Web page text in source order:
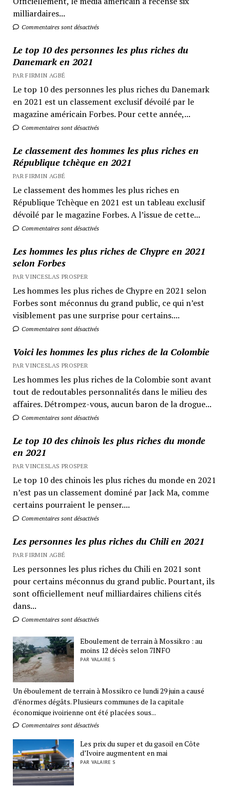
milliardaires...
Commentaires sont désactivés
Le top 10 des personnes les plus riches du
Danemark en 2021
PAR FIRMIN AGBÉ
Le top 10 des personnes les plus riches du Danemark
en 2021 est un classement exclusif dévoilé par le
magazine américain Forbes. Pour cette année,...
Commentaires sont désactivés
Le classement des hommes les plus riches en
République tchèque en 2021
PAR FIRMIN AGBÉ
Le classement des hommes les plus riches en
République Tchèque en 2021 est un tableau exclusif
dévoilé par le magazine Forbes. A l’issue de cette...
Commentaires sont désactivés
Les hommes les plus riches de Chypre en 2021
selon Forbes
PAR VINCESLAS PROSPER
Les hommes les plus riches de Chypre en 2021 selon
Forbes sont méconnus du grand public, ce qui n’est
visiblement pas une surprise pour certains....
Commentaires sont désactivés
Voici les hommes les plus riches de la Colombie
PAR VINCESLAS PROSPER
Les hommes les plus riches de la Colombie sont avant
tout de redoutables personnalités dans le milieu des
affaires. Détrompez-vous, aucun baron de la drogue...
Commentaires sont désactivés
Le top 10 des chinois les plus riches du monde
en 2021
PAR VINCESLAS PROSPER
Le top 10 des chinois les plus riches du monde en 2021
n’est pas un classement dominé par Jack Ma, comme
certains pourraient le penser....
Commentaires sont désactivés
Les personnes les plus riches du Chili en 2021
PAR FIRMIN AGBÉ
Les personnes les plus riches du Chili en 2021 sont
pour certains méconnus du grand public. Pourtant, ils
sont officiellement neuf milliardaires chiliens cités
dans...
Commentaires sont désactivés
Eboulement de terrain à Mossikro : au
moins 12 décès selon 7INFO
PAR VALAIRE S
Un éboulement de terrain à Mossikro ce lundi 29 juin a causé
d’énormes dégâts. Plusieurs communes de la capitale
économique ivoirienne ont été placées sous...
Commentaires sont désactivés
Les prix du super et du gasoil en Côte
d’Ivoire augmentent en mai
PAR VALAIRE S